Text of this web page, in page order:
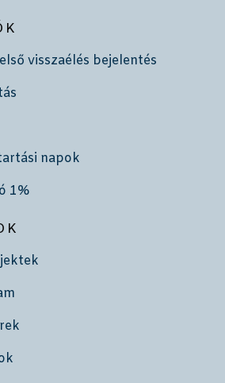
visszaélés bejelentés
napok
1%